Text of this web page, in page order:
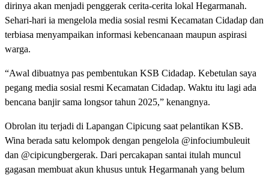
dirinya akan menjadi penggerak cerita-cerita lokal Hegarmanah.
Sehari-hari ia mengelola media sosial resmi Kecamatan Cidadap dan
terbiasa menyampaikan informasi kebencanaan maupun aspirasi
warga.
“Awal dibuatnya pas pembentukan KSB Cidadap. Kebetulan saya
pegang media sosial resmi Kecamatan Cidadap. Waktu itu lagi ada
bencana banjir sama longsor tahun 2025,” kenangnya.
Obrolan itu terjadi di Lapangan Cipicung saat pelantikan KSB.
Wina berada satu kelompok dengan pengelola @infociumbuleuit
dan @cipicungbergerak. Dari percakapan santai itulah muncul
gagasan membuat akun khusus untuk Hegarmanah yang belum